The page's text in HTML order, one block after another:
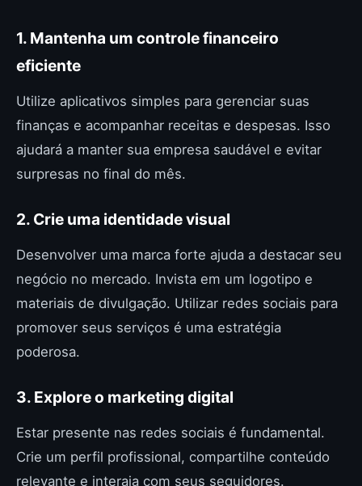
1. Mantenha um controle financeiro
eficiente
Utilize aplicativos simples para gerenciar suas
finanças e acompanhar receitas e despesas. Isso
ajudará a manter sua empresa saudável e evitar
surpresas no final do mês.
2. Crie uma identidade visual
Desenvolver uma marca forte ajuda a destacar seu
negócio no mercado. Invista em um logotipo e
materiais de divulgação. Utilizar redes sociais para
promover seus serviços é uma estratégia
poderosa.
3. Explore o marketing digital
Estar presente nas redes sociais é fundamental.
Crie um perfil profissional, compartilhe conteúdo
relevante e interaja com seus seguidores.